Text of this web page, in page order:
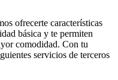
ofrecerte características
básica y te permiten
comodidad. Con tu
servicios de terceros